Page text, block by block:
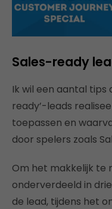
Sales-ready
Ik wil een aantal tips
ready’-leads
toepassen en
door spelers zoals
Om het makkelijk te
onderverdeeld in
de lead, tijdens het